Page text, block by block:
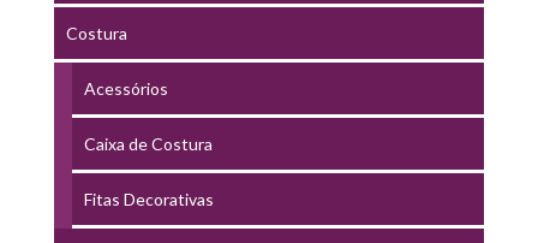
Costura
Acessórios
Caixa de Costura
Fitas Decorativas